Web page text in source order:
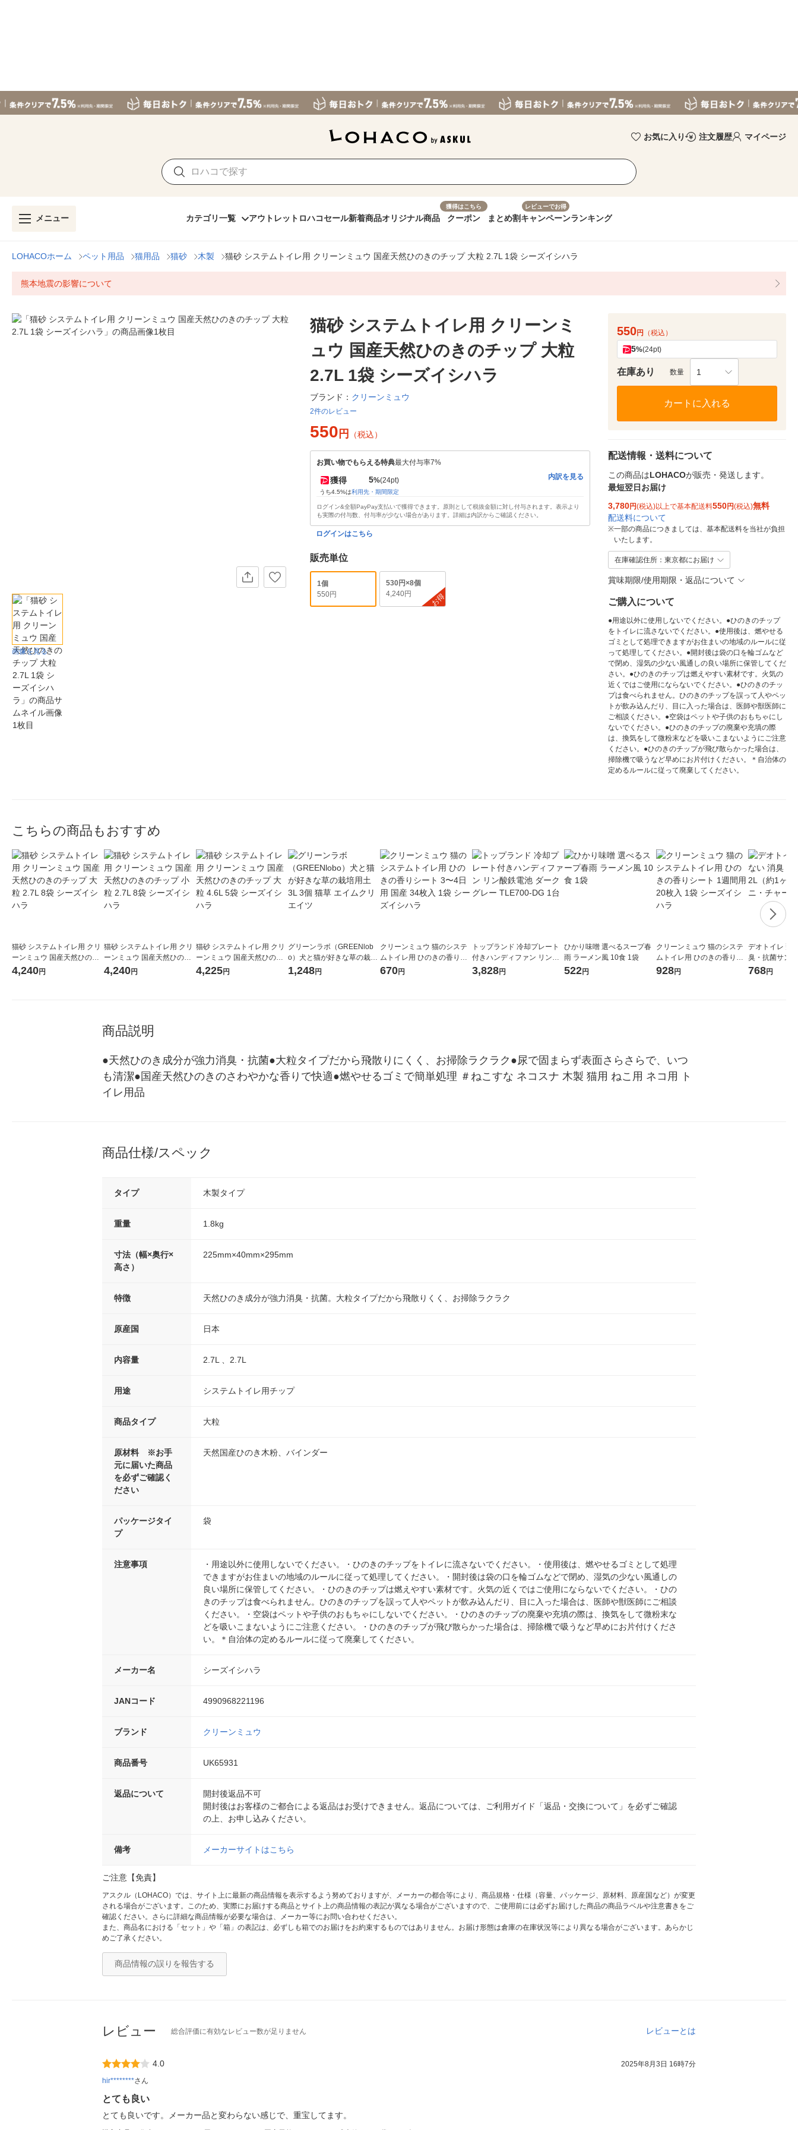
お気に入り 注文履歴 マイページ
メニュー カテゴリ一覧 アウトレット ロハコセール新着商品オリジナル商品
獲得はこちら
クーポン まとめ割
レビューでお得
キャンペーンランキング
LOHACOホーム ペット用品 猫用品 猫砂 木製 猫砂 システムトイレ用 クリーンミュウ 国産天然ひのきのチップ 大粒 2.7L 1袋 シーズイシハラ
熊本地震の影響について
画像を見る
猫砂 システムトイレ用 クリーンミ
ュウ 国産天然ひのきのチップ 大粒
2.7L 1袋 シーズイシハラ
ブランド： クリーンミュウ
2件のレビュー
550 円 （税込）
お買い物でもらえる特典最大付与率7%
獲得 5%(24pt)
うち4.5%は利用先・期間限定
内訳を見る
ログイン&全額PayPay支払いで獲得できます。原則として税抜金額に対し付与されます。表示より
も実際の付与数、付与率が少ない場合があります。詳細は内訳からご確認ください。
ログインはこちら
販売単位
1個
550円
530円×8個
4,240円
お得
550円 （税込）
5%(24pt)
在庫あり 数量 1
カートに入れる
配送情報・送料について
この商品はLOHACOが販売・発送します。
最短翌日お届け
3,780円(税込)以上で基本配送料550円(税込)無料
配送料について
※一部の商品につきましては、基本配送料を当社が負担
いたします。
在庫確認住所：東京都にお届け
賞味期限/使用期限・返品について
ご購入について
●用途以外に使用しないでください。●ひのきのチップ
をトイレに流さないでください。●使用後は、燃やせる
ゴミとして処理できますがお住まいの地域のルールに従
って処理してください。●開封後は袋の口を輪ゴムなど
で閉め、湿気の少ない風通しの良い場所に保管してくだ
さい。●ひのきのチップは燃えやすい素材です。火気の
近くではご使用にならないでください。●ひのきのチッ
プは食べられません。ひのきのチップを誤って人やペッ
トが飲み込んだり、目に入った場合は、医師や獣医師に
ご相談ください。●空袋はペットや子供のおもちゃにし
ないでください。●ひのきのチップの廃棄や充填の際
は、換気をして微粉末などを吸いこまないようにご注意
ください。●ひのきのチップが飛び散らかった場合は、
掃除機で吸うなど早めにお片付けください。＊自治体の
定めるルールに従って廃棄してください。
こちらの商品もおすすめ
猫砂 システムトイレ用 クリ
ーンミュウ 国産天然ひのき
のチップ 大粒 2.7L 8袋 シー
4,240円
猫砂 システムトイレ用 クリ
ーンミュウ 国産天然ひのき
のチップ 小粒 2.7L 8袋 シー
4,240円
猫砂 システムトイレ用 クリ
ーンミュウ 国産天然ひのき
のチップ 大粒 4.6L 5袋 シー
4,225円
グリーンラボ（GREENlob
o）犬と猫が好きな草の栽培
用土 3L 3個 猫草 エイムクリ
1,248円
クリーンミュウ 猫のシステ
ムトイレ用 ひのきの香りシ
ート 3〜4日用 国産 34枚入 1
670円
トップランド 冷却プレート
付きハンディファン リン酸
鉄電池 ダークグレー TLE70
3,828円
ひかり味噌 選べるスープ春
雨 ラーメン風 10食 1袋
522円
クリーンミュウ 猫のシステ
ムトイレ用 ひのきの香りシ
ート 1週間用 20枚入 1袋 シ
928円
デオトイレ 飛
臭・抗菌サン
月分）猫砂 ユ
768円
商品説明
●天然ひのき成分が強力消臭・抗菌●大粒タイプだから飛散りにくく、お掃除ラクラク●尿で固まらず表面さらさらで、いつ
も清潔●国産天然ひのきのさわやかな香りで快適●燃やせるゴミで簡単処理 ＃ねこすな ネコスナ 木製 猫用 ねこ用 ネコ用 ト
イレ用品
商品仕様/スペック
タイプ 木製タイプ
重量 1.8kg
寸法（幅×奥行×
高さ）
225mm×40mm×295mm
特徴 天然ひのき成分が強力消臭・抗菌。大粒タイプだから飛散りくく、お掃除ラクラク
原産国 日本
内容量 2.7L 、2.7L
用途 システムトイレ用チップ
商品タイプ 大粒
原材料 ※お手
元に届いた商品
を必ずご確認く
ださい
天然国産ひのき木粉、バインダー
パッケージタイ
プ
袋
注意事項
・用途以外に使用しないでください。・ひのきのチップをトイレに流さないでください。・使用後は、燃やせるゴミとして処理
できますがお住まいの地域のルールに従って処理してください。・開封後は袋の口を輪ゴムなどで閉め、湿気の少ない風通しの
良い場所に保管してください。・ひのきのチップは燃えやすい素材です。火気の近くではご使用にならないでください。・ひの
きのチップは食べられません。ひのきのチップを誤って人やペットが飲み込んだり、目に入った場合は、医師や獣医師にご相談
ください。・空袋はペットや子供のおもちゃにしないでください。・ひのきのチップの廃棄や充填の際は、換気をして微粉末な
どを吸いこまないようにご注意ください。・ひのきのチップが飛び散らかった場合は、掃除機で吸うなど早めにお片付けくださ
い。＊自治体の定めるルールに従って廃棄してください。
メーカー名 シーズイシハラ
JANコード 4990968221196
ブランド クリーンミュウ
商品番号 UK65931
返品について
開封後返品不可
開封後はお客様のご都合による返品はお受けできません。返品については、ご利用ガイド「返品・交換について」を必ずご確認
の上、お申し込みください。
備考 メーカーサイトはこちら
ご注意【免責】
アスクル（LOHACO）では、サイト上に最新の商品情報を表示するよう努めておりますが、メーカーの都合等により、商品規格・仕様（容量、パッケージ、原材料、原産国など）が変更
される場合がございます。このため、実際にお届けする商品とサイト上の商品情報の表記が異なる場合がございますので、ご使用前には必ずお届けした商品の商品ラベルや注意書きをご
確認ください。さらに詳細な商品情報が必要な場合は、メーカー等にお問い合わせください。
また、商品名における「セット」や「箱」の表記は、必ずしも箱でのお届けをお約束するものではありません。お届け形態は倉庫の在庫状況等により異なる場合がございます。あらかじ
めご了承ください。
商品情報の誤りを報告する
レビュー 総合評価に有効なレビュー数が足りません レビューとは
4.0
2025年8月3日 16時7分
hir********さん
とても良い
とても良いです。メーカー品と変わらない感じで、重宝してます。